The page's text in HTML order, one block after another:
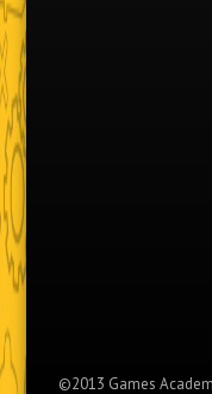
©2013 Games